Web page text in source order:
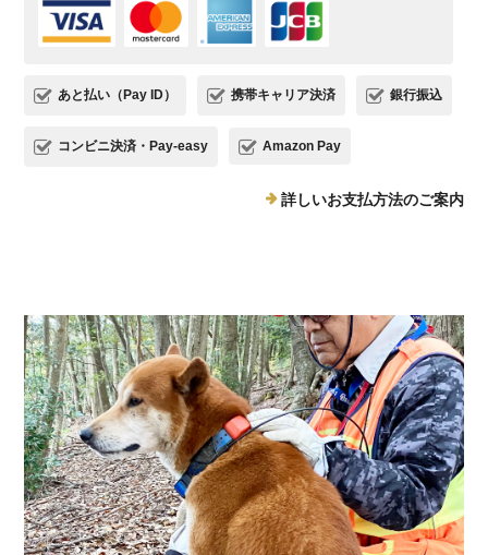
あと払い（Pay ID） 携帯キャリア決済 銀行振込
コンビニ決済・Pay-easy Amazon Pay
詳しいお支払方法のご案内